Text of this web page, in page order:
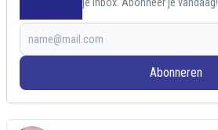
je inbox. Abonneer je vandaag!
Abonneren